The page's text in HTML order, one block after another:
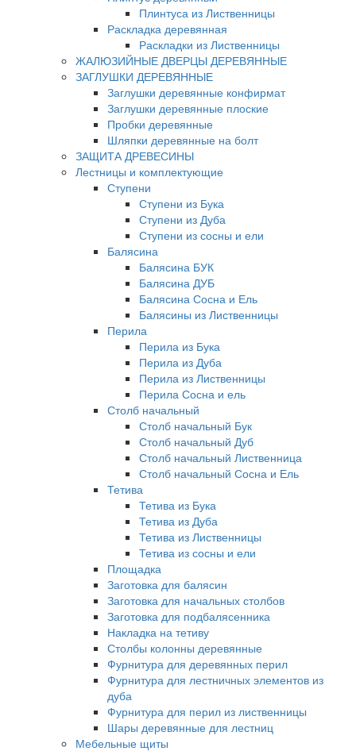
Плинтуса из Лиственницы
Раскладка деревянная
Раскладки из Лиственницы
ЖАЛЮЗИЙНЫЕ ДВЕРЦЫ ДЕРЕВЯННЫЕ
ЗАГЛУШКИ ДЕРЕВЯННЫЕ
Заглушки деревянные конфирмат
Заглушки деревянные плоские
Пробки деревянные
Шляпки деревянные на болт
ЗАЩИТА ДРЕВЕСИНЫ
Лестницы и комплектующие
Ступени
Ступени из Бука
Ступени из Дуба
Ступени из сосны и ели
Балясина
Балясина БУК
Балясина ДУБ
Балясина Сосна и Ель
Балясины из Лиственницы
Перила
Перила из Бука
Перила из Дуба
Перила из Лиственницы
Перила Сосна и ель
Столб начальный
Столб начальный Бук
Столб начальный Дуб
Столб начальный Лиственница
Столб начальный Сосна и Ель
Тетива
Тетива из Бука
Тетива из Дуба
Тетива из Лиственницы
Тетива из сосны и ели
Площадка
Заготовка для балясин
Заготовка для начальных столбов
Заготовка для подбалясенника
Накладка на тетиву
Столбы колонны деревянные
Фурнитура для деревянных перил
Фурнитура для лестничных элементов из
дуба
Фурнитура для перил из лиственницы
Шары деревянные для лестниц
Мебельные щиты